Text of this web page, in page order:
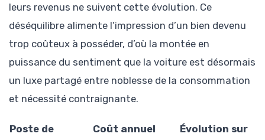
leurs revenus ne suivent cette évolution. Ce
déséquilibre alimente l’impression d’un bien devenu
trop coûteux à posséder, d’où la montée en
puissance du sentiment que la voiture est désormais
un luxe partagé entre noblesse de la consommation
et nécessité contraignante.
Poste de
Coût annuel
Évolution sur